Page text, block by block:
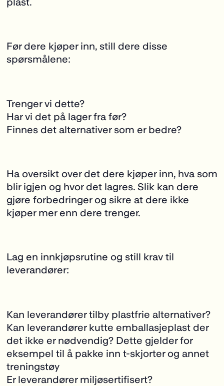
Før dere kjøper inn, still dere disse
spørsmålene:
Trenger vi dette?
Har vi det på lager fra før?
Finnes det alternativer som er bedre?
Ha oversikt over det dere kjøper inn, hva som
blir igjen og hvor det lagres. Slik kan dere
gjøre forbedringer og sikre at dere ikke
kjøper mer enn dere trenger.
Lag en innkjøpsrutine og still krav til
leverandører:
Kan leverandører tilby plastfrie alternativer?
Kan leverandører kutte emballasjeplast der
det ikke er nødvendig? Dette gjelder for
eksempel til å pakke inn t-skjorter og annet
treningstøy
Er leverandører miljøsertifisert?